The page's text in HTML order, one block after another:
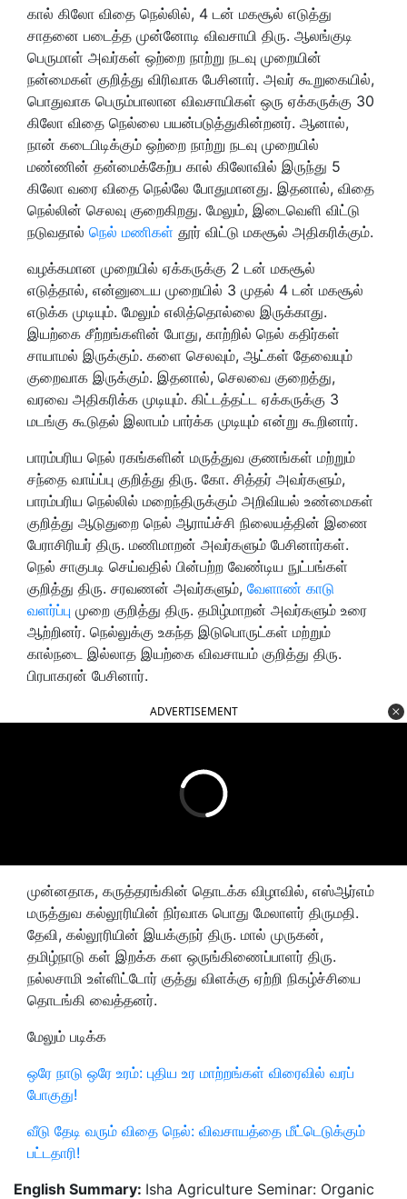
கால் கிலோ விதை நெல்லில், 4 டன் மகசூல் எடுத்து
சாதனை படைத்த முன்னோடி விவசாயி திரு. ஆலங்குடி
பெருமாள் அவர்கள் ஒற்றை நாற்று நடவு முறையின்
நன்மைகள் குறித்து விரிவாக பேசினார். அவர் கூறுகையில்,
பொதுவாக பெரும்பாலான விவசாயிகள் ஒரு ஏக்கருக்கு 30
கிலோ விதை நெல்லை பயன்படுத்துகின்றனர். ஆனால்,
நான் கடைபிடிக்கும் ஒற்றை நாற்று நடவு முறையில்
மண்ணின் தன்மைக்கேற்ப கால் கிலோவில் இருந்து 5
கிலோ வரை விதை நெல்லே போதுமானது. இதனால், விதை
நெல்லின் செலவு குறைகிறது. மேலும், இடைவெளி விட்டு
நடுவதால் நெல் மணிகள் தூர் விட்டு மகசூல் அதிகரிக்கும்.
வழக்கமான முறையில் ஏக்கருக்கு 2 டன் மகசூல்
எடுத்தால், என்னுடைய முறையில் 3 முதல் 4 டன் மகசூல்
எடுக்க முடியும். மேலும் எலித்தொல்லை இருக்காது.
இயற்கை சீற்றங்களின் போது, காற்றில் நெல் கதிர்கள்
சாயாமல் இருக்கும். களை செலவும், ஆட்கள் தேவையும்
குறைவாக இருக்கும். இதனால், செலவை குறைத்து,
வரவை அதிகரிக்க முடியும். கிட்டத்தட்ட ஏக்கருக்கு 3
மடங்கு கூடுதல் இலாபம் பார்க்க முடியும் என்று கூறினார்.
பாரம்பரிய நெல் ரகங்களின் மருத்துவ குணங்கள் மற்றும்
சந்தை வாய்ப்பு குறித்து திரு. கோ. சித்தர் அவர்களும்,
பாரம்பரிய நெல்லில் மறைந்திருக்கும் அறிவியல் உண்மைகள்
குறித்து ஆடுதுறை நெல் ஆராய்ச்சி நிலையத்தின் இணை
பேராசிரியர் திரு. மணிமாறன் அவர்களும் பேசினார்கள்.
நெல் சாகுபடி செய்வதில் பின்பற்ற வேண்டிய நுட்பங்கள்
குறித்து திரு. சரவணன் அவர்களும், வேளாண் காடு
வளர்ப்பு முறை குறித்து திரு. தமிழ்மாறன் அவர்களும் உரை
ஆற்றினர். நெல்லுக்கு உகந்த இடுபொருட்கள் மற்றும்
கால்நடை இல்லாத இயற்கை விவசாயம் குறித்து திரு.
பிரபாகரன் பேசினார்.
ADVERTISEMENT
முன்னதாக, கருத்தரங்கின் தொடக்க விழாவில், எஸ்ஆர்எம்
மருத்துவ கல்லூரியின் நிர்வாக பொது மேலாளர் திருமதி.
தேவி, கல்லூரியின் இயக்குநர் திரு. மால் முருகன்,
தமிழ்நாடு கள் இறக்க கள ஒருங்கிணைப்பாளர் திரு.
நல்லசாமி உள்ளிட்டோர் குத்து விளக்கு ஏற்றி நிகழ்ச்சியை
தொடங்கி வைத்தனர்.
மேலும் படிக்க
ஒரே நாடு ஒரே உரம்: புதிய உர மாற்றங்கள் விரைவில் வரப்
போகுது!
வீடு தேடி வரும் விதை நெல்: விவசாயத்தை மீட்டெடுக்கும்
பட்டதாரி!
English Summary: Isha Agriculture Seminar: Organic